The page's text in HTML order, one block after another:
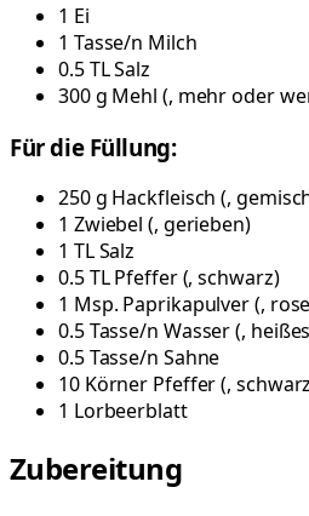
1 Ei
1 Tasse/n Milch
0.5TLSalz
300g Mehl (, mehr oder
Für die Füllung:
250g Hackfleisch (,
1 Zwiebel (, gerieben)
1 TLSalz
0.5TLPfeffer(, schwarz)
1 Msp. Paprikapulver(,
0.5Tasse/n Wasser(,
0.5Tasse/n Sahne
10 Körner Pfeffer(,
1 Lorbeerblatt
Zubereitung